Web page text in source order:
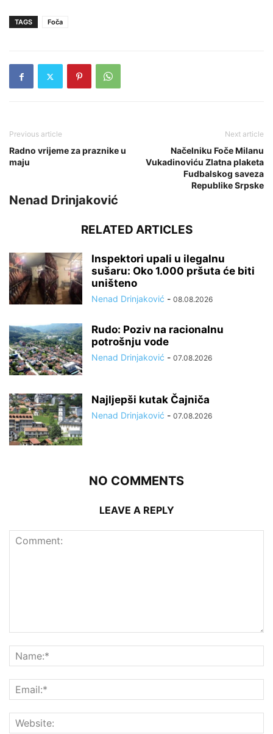
TAGS Foča
Previous article
Radno vrijeme za praznike u
maju
Next article
Načelniku Foče Milanu
Vukadinoviću Zlatna plaketa
Fudbalskog saveza
Republike Srpske
Nenad Drinjaković
RELATED ARTICLES
Inspektori upali u ilegalnu
sušaru: Oko 1.000 pršuta će biti
uništeno
Nenad Drinjaković - 08.08.2026
Rudo: Poziv na racionalnu
potrošnju vode
Nenad Drinjaković - 07.08.2026
Najljepši kutak Čajniča
Nenad Drinjaković - 07.08.2026
NO COMMENTS
LEAVE A REPLY